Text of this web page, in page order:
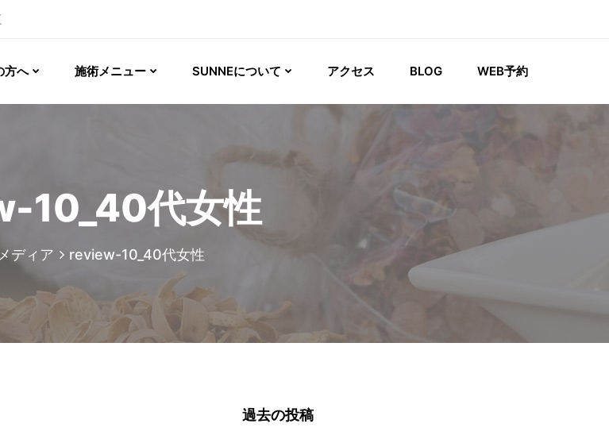
方へ 施術メニュー SUNNEについて アクセス BLOG WEB予約
10_40代女性
メディア review-10_40代女性
過去の投稿